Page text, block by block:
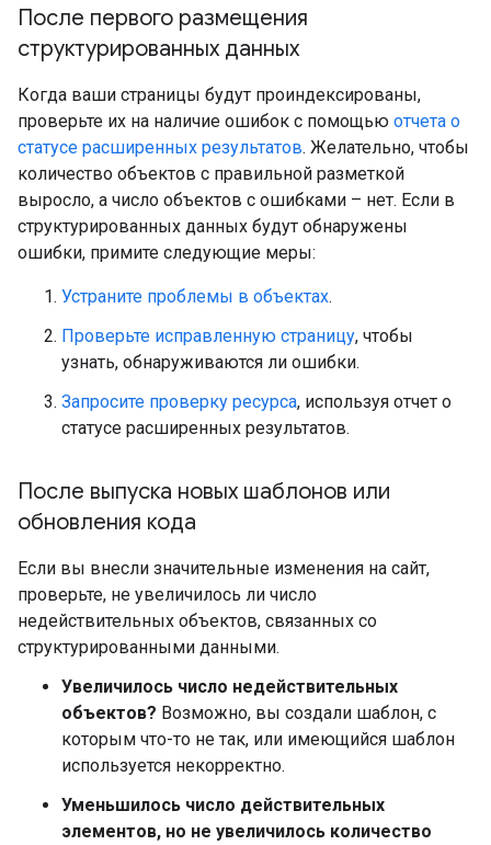
После первого размещения
структурированных данных
Когда ваши страницы будут проиндексированы,
проверьте их на наличие ошибок с помощью отчета о
статусе расширенных результатов. Желательно, чтобы
количество объектов с правильной разметкой
выросло, а число объектов с ошибками – нет. Если в
структурированных данных будут обнаружены
ошибки, примите следующие меры:
Устраните проблемы в объектах.
Проверьте исправленную страницу, чтобы
узнать, обнаруживаются ли ошибки.
Запросите проверку ресурса, используя отчет о
статусе расширенных результатов.
После выпуска новых шаблонов или
обновления кода
Если вы внесли значительные изменения на сайт,
проверьте, не увеличилось ли число
недействительных объектов, связанных со
структурированными данными.
Увеличилось число недействительных
объектов? Возможно, вы создали шаблон, с
которым что-то не так, или имеющийся шаблон
используется некорректно.
Уменьшилось число действительных
элементов, но не увеличилось количество